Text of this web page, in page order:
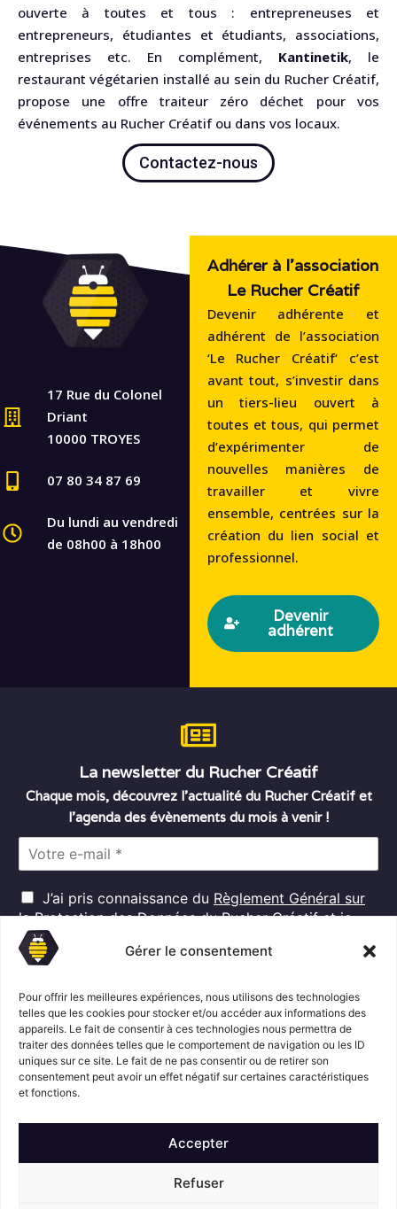
Gérer le consentement
Pour offrir les meilleures expériences, nous utilisons des technologies
telles que les cookies pour stocker et/ou accéder aux informations des
appareils. Le fait de consentir à ces technologies nous permettra de
traiter des données telles que le comportement de navigation ou les ID
uniques sur ce site. Le fait de ne pas consentir ou de retirer son
consentement peut avoir un effet négatif sur certaines caractéristiques
et fonctions.
Accepter
Refuser
ouverte à toutes et tous : entrepreneuses et
entrepreneurs, étudiantes et étudiants, associations,
entreprises etc. En complément, Kantinetik, le
restaurant végétarien installé au sein du Rucher Créatif,
propose une offre traiteur zéro déchet pour vos
événements au Rucher Créatif ou dans vos locaux.
Contactez-nous
17 Rue du Colonel
Driant
10000 TROYES
07 80 34 87 69
Du lundi au vendredi
de 08h00 à 18h00
Adhérer à l'association
Le Rucher Créatif
Devenir adhérente et
adhérent de l’association
‘Le Rucher Créatif‘ c’est
avant tout, s’investir dans
un tiers-lieu ouvert à
toutes et tous, qui permet
d’expérimenter de
nouvelles manières de
travailler et vivre
ensemble, centrées sur la
création du lien social et
professionnel.
Devenir
adhérent
La newsletter du Rucher Créatif
Chaque mois, découvrez l’actualité du Rucher Créatif et
l’agenda des évènements du mois à venir !
l
*
R
G
D
P
J’ai pris connaissance du Règlement Général sur
la Protection des Donnéesdu Rucher Créatif et je
consens au traitement de mes données personnelles
dans ces conditions.*
S'abonner
Suivez l'actualité du Rucher créatif